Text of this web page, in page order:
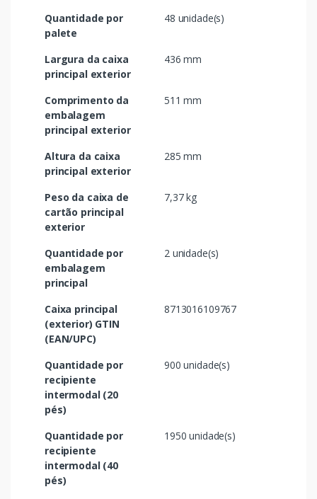
Quantidade por
palete
48 unidade(s)
Largura da caixa
principal exterior
436 mm
Comprimento da
embalagem
principal exterior
511 mm
Altura da caixa
principal exterior
285 mm
Peso da caixa de
cartão principal
exterior
7,37 kg
Quantidade por
embalagem
principal
2 unidade(s)
Caixa principal
(exterior) GTIN
(EAN/UPC)
8713016109767
Quantidade por
recipiente
intermodal (20
pés)
900 unidade(s)
Quantidade por
recipiente
intermodal (40
pés)
1950 unidade(s)